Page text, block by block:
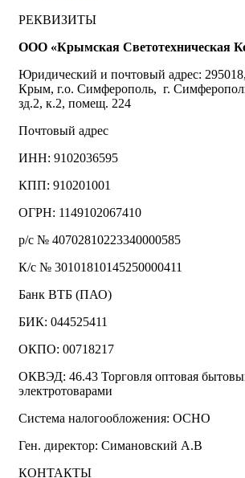
РЕКВИЗИТЫ
ООО «Крымская Светотехническая
Юридический и почтовый адрес:
Крым, г.о. Симферополь, г.
зд.2, к.2, помещ. 224
Почтовый адрес
ИНН: 9102036595
КПП: 910201001
ОГРН: 1149102067410
р/с № 40702810223340000585
К/с № 30101810145250000411
Банк ВТБ (ПАО)
БИК: 044525411
ОКПО: 00718217
ОКВЭД: 46.43 Торговля оптовая
электротоварами
Система налогообложения: ОСНО
Ген. директор: Симановский А.В
КОНТАКТЫ